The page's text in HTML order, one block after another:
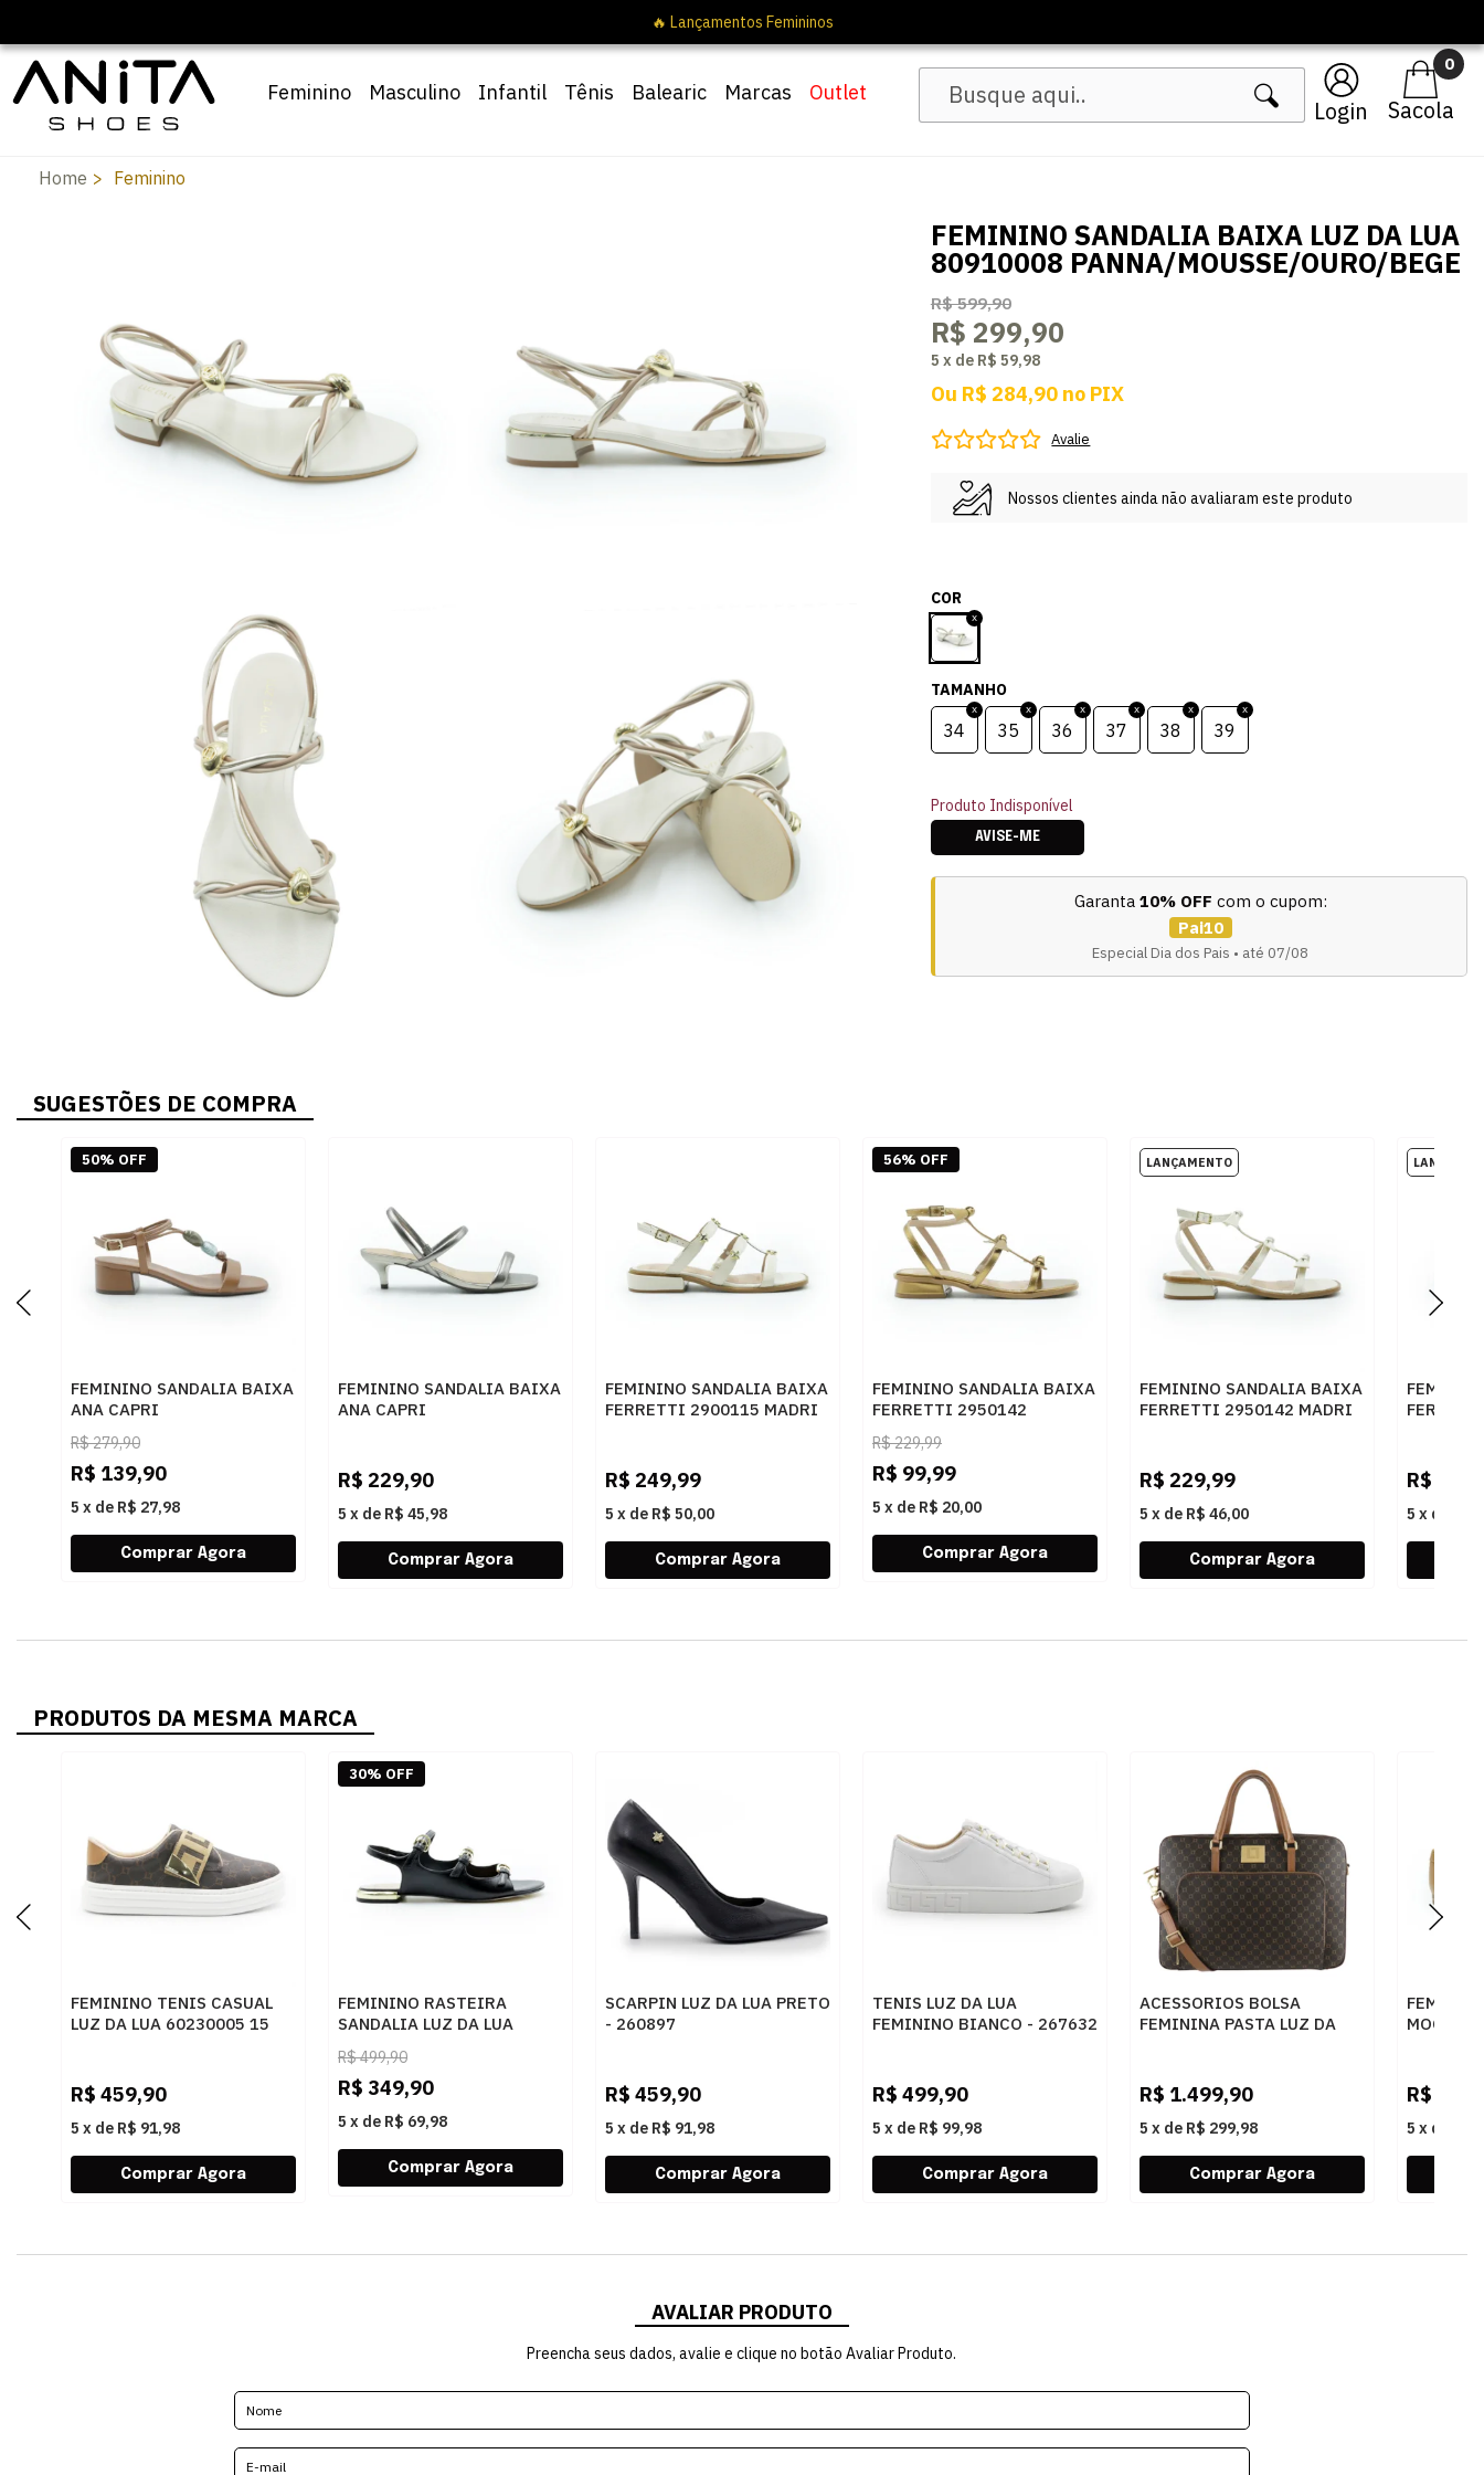
Login
0
Feminino Masculino Infantil Tênis Balearic Marcas Outlet
Home Feminino
FEMININO SANDALIA BAIXA LUZ DA LUA
80910008 PANNA/MOUSSE/OURO/BEGE
R$ 599,90
R$ 299,90
5 x de R$ 59,98
Ou R$ 284,90 no PIX
Avalie
Nossos clientes ainda não avaliaram este produto
COR
TAMANHO
34 35 36 37 38 39
Produto Indisponível
AVISE-ME
Garanta 10% OFF com o cupom:
Pai10
Especial Dia dos Pais • até 07/08
SUGESTÕES DE COMPRA
FEMININO SANDALIA BAIXA
ANA CAPRI
C3048901100003 AC CUOIO
R$279,90
R$ 139,90
5 x de R$ 27,98
50% OFF
FEMININO SANDALIA BAIXA
ANA CAPRI
R$ 229,90
5 x de R$ 45,98
FEMININO SANDALIA BAIXA
FERRETTI 2900115 MADRI
R$ 249,99
5 x de R$ 50,00
FEMININO SANDALIA BAIXA
FERRETTI 2950142
ELEGANCE BRONZE
R$229,99
R$ 99,99
5 x de R$ 20,00
56% OFF
FEMININO SANDALIA BAIXA
FERRETTI 2950142 MADRI
R$ 229,99
5 x de R$ 46,00
R$
5 x de
PRODUTOS DA MESMA MARCA
FEMININO TENIS CASUAL
LUZ DA LUA 60230005 15
R$ 459,90
5 x de R$ 91,98
FEMININO RASTEIRA
SANDALIA LUZ DA LUA
80270037 ATACAMA PRETO
R$499,90
R$ 349,90
5 x de R$ 69,98
30% OFF
SCARPIN LUZ DA LUA PRETO
- 260897
R$ 459,90
5 x de R$ 91,98
TENIS LUZ DA LUA
FEMININO BIANCO - 267632
R$ 499,90
5 x de R$ 99,98
ACESSORIOS BOLSA
FEMININA PASTA LUZ DA
R$ 1.499,90
5 x de R$ 299,98
R$
5 x de
AVALIAR PRODUTO
Preencha seus dados, avalie e clique no botão Avaliar Produto.